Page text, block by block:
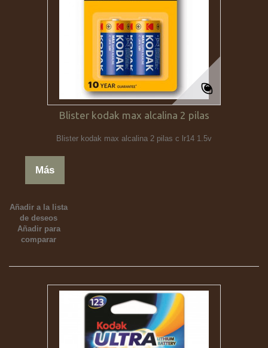
Blister kodak max alcalina 2 pilas
Blister kodak max alcalina 2 pilas c lr14 1.5v
Más
Añadir a la lista
de deseos
Añadir para
comparar